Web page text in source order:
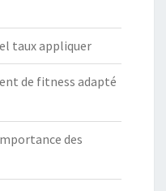
taux appliquer
de fitness adapté
des